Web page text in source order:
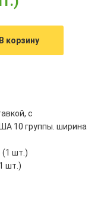
В корзину
с
10 группы. ширина
(1 шт.)
шт.)